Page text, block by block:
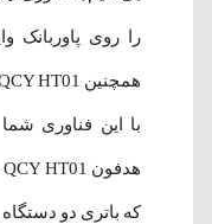
را روی پاوربانک
با این فناوری
که باتری دو